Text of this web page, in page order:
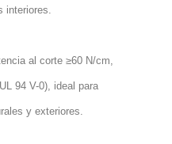
interiores.
al corte ≥60 N/cm,
94 V-0), ideal para
y exteriores.